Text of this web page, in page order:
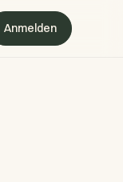
Anmelden